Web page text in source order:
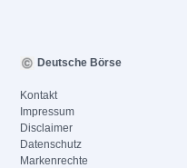
Deutsche Börse
Kontakt
Impressum
Disclaimer
Datenschutz
Markenrechte